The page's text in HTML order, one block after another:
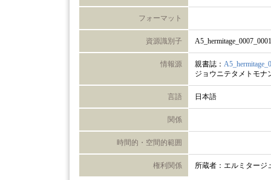
フォーマット
資源識別子
情報源 親書誌：
ジョウニテタメトモナ
言語 日本語
関係
時間的・空間的範囲
権利関係 所蔵者：エルミタージ